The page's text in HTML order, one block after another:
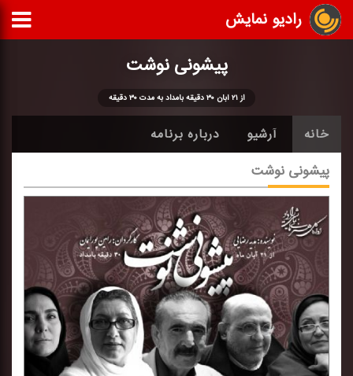
رادیو نمایش
پیشونی نوشت
از ۲۱ آبان ۳۰ دقیقه بامداد به مدت ۳۰ دقیقه
خانه آرشیو درباره برنامه
پیشونی نوشت